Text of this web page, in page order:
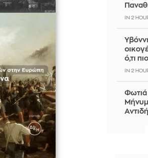
IN 2
ό,τι
IN 2
Φωτιά